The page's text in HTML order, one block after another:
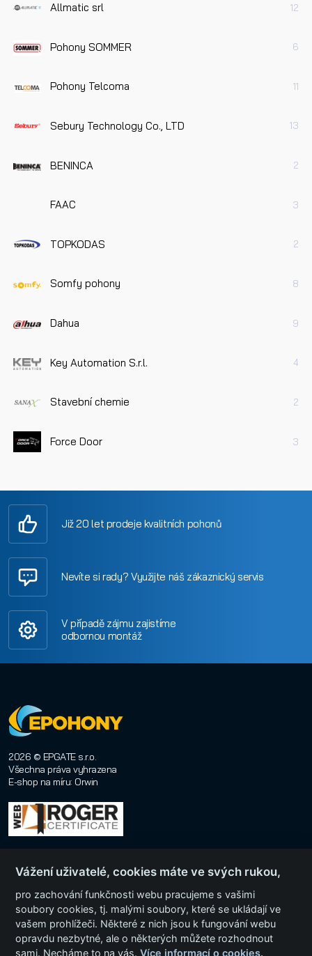
Allmatic srl 12
Pohony SOMMER 6
Pohony Telcoma 11
Sebury Technology Co., LTD 13
BENINCA 2
FAAC 3
TOPKODAS 2
Somfy pohony 8
Dahua 9
Key Automation S.r.l. 4
Stavební chemie 2
Force Door 3
Již 20 let prodeje kvalitních pohonů
Nevíte si rady? Využijte náš zákaznický servis
V případě zájmu zajistíme
odbornou montáž
2026 © EPGATE s.r.o.
Všechna práva vyhrazena
E-shop na míru: Orwin
Menu
Vážení uživatelé, cookies máte ve svých rukou,
pro zachování funkčnosti webu pracujeme s vašimi
soubory cookies, tj. malými soubory, které se ukládají ve
vašem prohlížeči. Některé z nich jsou k fungování webu
opravdu nezbytné, ale o některých můžete rozhodnout
sami. Necháme to na vás.Více informací o cookies.